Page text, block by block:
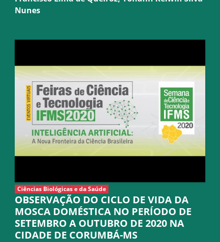
Nunes
Ciências Biológicas e da Saúde
OBSERVAÇÃO DO CICLO DE VIDA DA
MOSCA DOMÉSTICA NO PERÍODO DE
SETEMBRO A OUTUBRO DE 2020 NA
CIDADE DE CORUMBÁ-MS